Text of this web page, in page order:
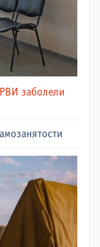
заболели